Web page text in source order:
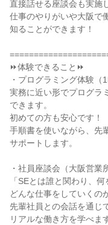
直接話せる座談会も実施
仕事のやりがいや大阪で
知ることができます！
⏩体験できること⏩
・プログラミング体験（
実務に近い形でプログラ
できます。
初めての方も安心です！
手順書を使いながら、先
サポートします。
・社員座談会（大阪営業
「SEとは誰と関わり、何
どんな仕事をしていくの
先輩社員との会話を通じ
リアルな働き方を学べま